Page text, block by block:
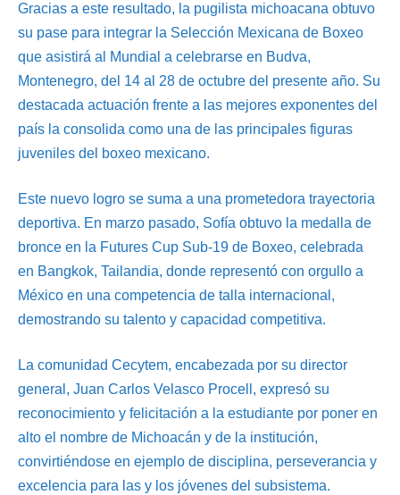
Gracias a este resultado, la pugilista michoacana obtuvo
su pase para integrar la Selección Mexicana de Boxeo
que asistirá al Mundial a celebrarse en Budva,
Montenegro, del 14 al 28 de octubre del presente año. Su
destacada actuación frente a las mejores exponentes del
país la consolida como una de las principales figuras
juveniles del boxeo mexicano.
Este nuevo logro se suma a una prometedora trayectoria
deportiva. En marzo pasado, Sofía obtuvo la medalla de
bronce en la Futures Cup Sub-19 de Boxeo, celebrada
en Bangkok, Tailandia, donde representó con orgullo a
México en una competencia de talla internacional,
demostrando su talento y capacidad competitiva.
La comunidad Cecytem, encabezada por su director
general, Juan Carlos Velasco Procell, expresó su
reconocimiento y felicitación a la estudiante por poner en
alto el nombre de Michoacán y de la institución,
convirtiéndose en ejemplo de disciplina, perseverancia y
excelencia para las y los jóvenes del subsistema.